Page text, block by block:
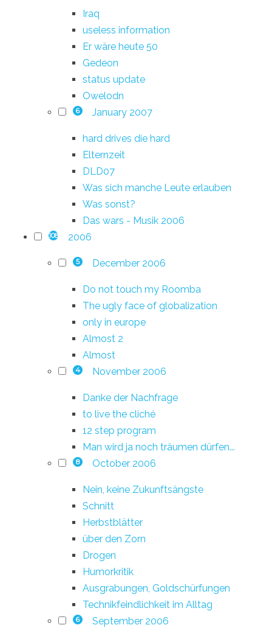
Iraq
useless information
Er wäre heute 50
Gedeon
status update
Owelodn
6 January 2007
hard drives die hard
Elternzeit
DLD07
Was sich manche Leute erlauben
Was sonst?
Das wars - Musik 2006
108 2006
5 December 2006
Do not touch my Roomba
The ugly face of globalization
only in europe
Almost 2
Almost
4 November 2006
Danke der Nachfrage
to live the cliché
12 step program
Man wird ja noch träumen dürfen...
8 October 2006
Nein, keine Zukunftsängste
Schnitt
Herbstblätter
über den Zorn
Drogen
Humorkritik
Ausgrabungen, Goldschürfungen
Technikfeindlichkeit im Alltag
6 September 2006